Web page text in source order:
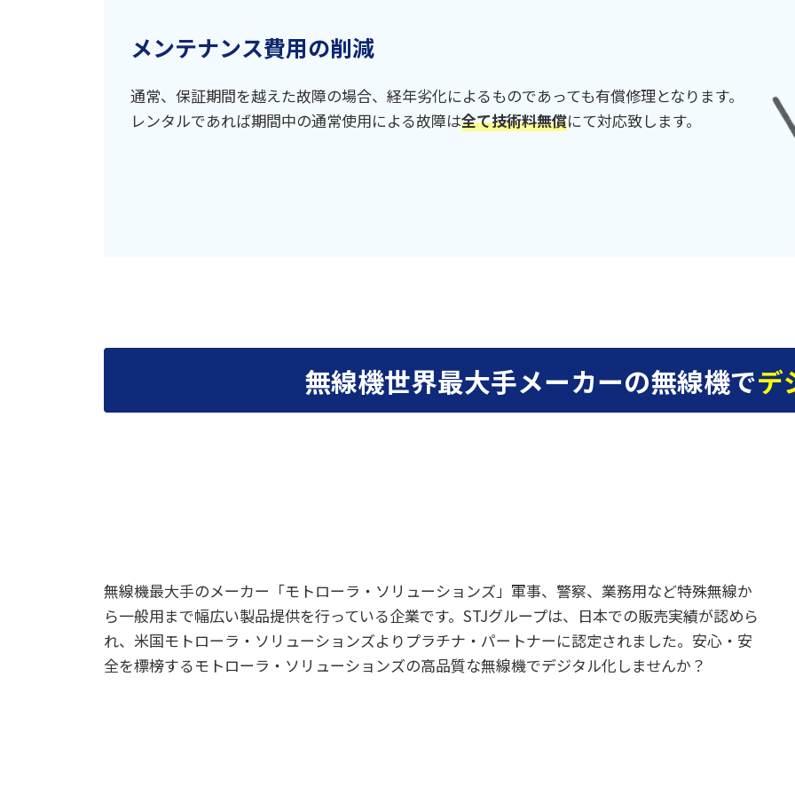
メンテナンス費用の削減
通常、保証期間を越えた故障の場合、経年劣化によるものであっても有償修理となります。
レンタルであれば期間中の通常使用による故障は全て技術料無償にて対応致します。
無線機世界最大手メーカーの無線機でデ
無線機最大手のメーカー「モトローラ・ソリューションズ」軍事、警察、業務用など特殊無線か
ら一般用まで幅広い製品提供を行っている企業です。STJグループは、日本での販売実績が認めら
れ、米国モトローラ・ソリューションズよりプラチナ・パートナーに認定されました。安心・安
全を標榜するモトローラ・ソリューションズの高品質な無線機でデジタル化しませんか？